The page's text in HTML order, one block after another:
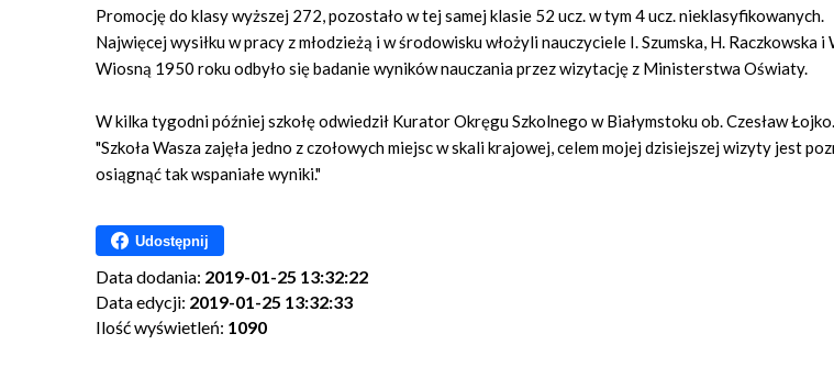
Promocję do klasy wyższej 272, pozostało w tej samej klasie 52 ucz. w tym 4 ucz. nieklasyfikowanych.
Najwięcej wysiłku w pracy z młodzieżą i w środowisku włożyli nauczyciele I. Szumska, H. Raczkowska i
Wiosną 1950 roku odbyło się badanie wyników nauczania przez wizytację z Ministerstwa Oświaty.
W kilka tygodni później szkołę odwiedził Kurator Okręgu Szkolnego w Białymstoku ob. Czesław
"Szkoła Wasza zajęła jedno z czołowych miejsc w skali krajowej, celem mojej dzisiejszej wizyty jest
osiągnąć tak wspaniałe wyniki."
Udostępnij
Data dodania: 2019-01-25 13:32:22
Data edycji: 2019-01-25 13:32:33
Ilość wyświetleń: 1090